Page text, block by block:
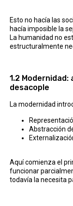
Esto no hacía las
hacía imposible la
La humanidad no
estructuralmente
1.2
desacople
La modernidad
Abstracción
Aquí comienza el
funcionar
todavía la necesita